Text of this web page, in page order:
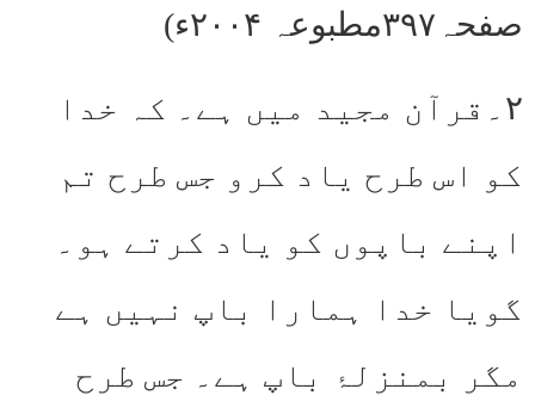
صفحہ۳۹۷مطبوعہ ۲۰۰۴ء)
۲۔قرآن مجید میں ہے۔ کہ خدا
کو اس طرح یاد کرو جس طرح تم
اپنے باپوں کو یاد کرتے ہو۔
گویا خدا ہمارا باپ نہیں ہے
مگر بمنزلۂ باپ ہے۔ جس طرح